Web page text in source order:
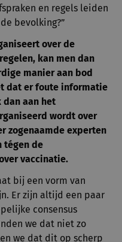
en regels leiden
bevolking?”
over de
kan men dan
manier aan bod
dat er foute informatie
dan aan het
wordt over
zogenaamde experten
tégen de
vaccinatie.
bij een vorm van
Er zijn altijd een paar
consensus
we dat niet zo
we dat dit op scherp